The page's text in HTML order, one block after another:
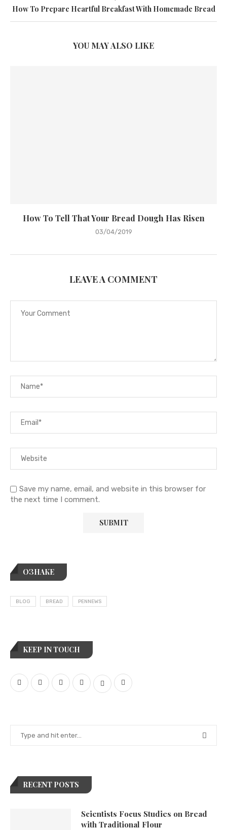
How To Prepare Heartful Breakfast With Homemade Bread
YOU MAY ALSO LIKE
How To Tell That Your Bread Dough Has Risen
03/04/2019
LEAVE A COMMENT
Save my name, email, and website in this browser for
the next time I comment.
ОЗНАКЕ
BLOG BREAD PENNEWS
KEEP IN TOUCH
RECENT POSTS
Scientists Focus Studies on Bread
with Traditional Flour